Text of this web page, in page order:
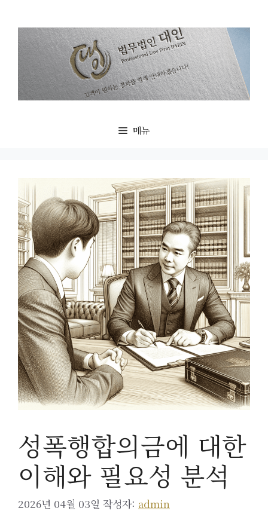
메뉴
성폭행합의금에 대한
이해와 필요성 분석
2026년 04월 03일 작성자: admin